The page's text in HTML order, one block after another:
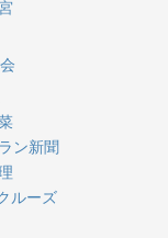
ン新聞
ルーズ